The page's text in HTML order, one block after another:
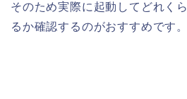
そのため実際に起動してどれく
るか確認するのがおすすめです。